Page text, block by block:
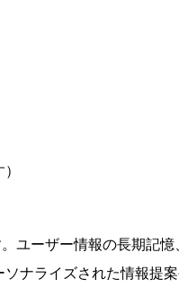
ユーザー情報の長期記憶
ナライズされた情報提